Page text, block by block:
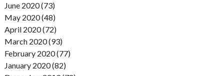
June 2020 (73)
May 2020 (48)
April 2020 (72)
March 2020 (93)
February 2020 (77)
January 2020 (82)